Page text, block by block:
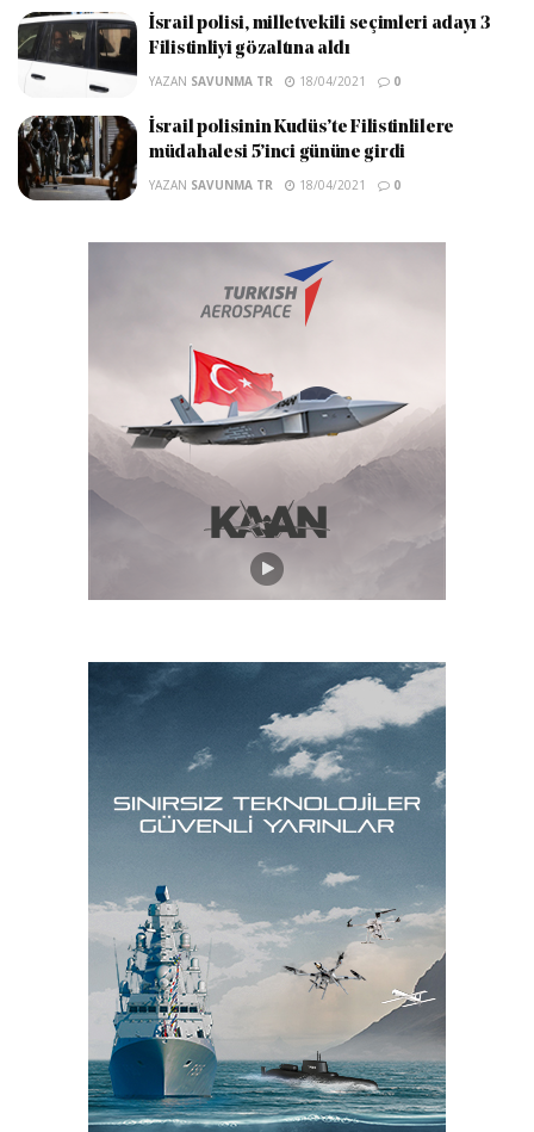
İsrail polisi, milletvekili seçimleri adayı 3
Filistinliyi gözaltına aldı
YAZAN SAVUNMA TR 18/04/2021 0
İsrail polisinin Kudüs’te Filistinlilere
müdahalesi 5’inci gününe girdi
YAZAN SAVUNMA TR 18/04/2021 0